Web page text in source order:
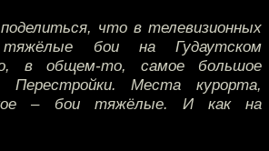
что в телевизионных
бои на Гудаутском
в общем-то, самое большое
Перестройки. Места курорта,
– бои тяжёлые. И как на